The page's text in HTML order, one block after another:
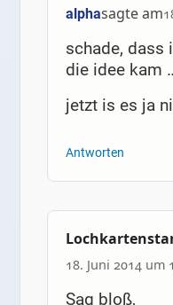
alphasagte am
schade, dass
die idee kam
jetzt is es ja
Antworten
18. Juni 2014 um
Sag bloß,